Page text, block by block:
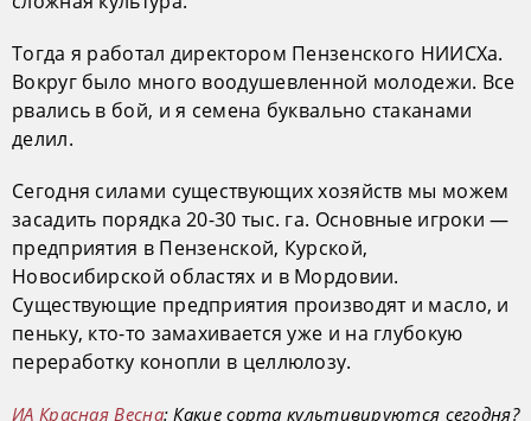
Тогда я работал директором Пензенского НИИСХа.
Вокруг было много воодушевленной молодежи. Все
рвались в бой, и я семена буквально стаканами
делил.
Сегодня силами существующих хозяйств мы можем
засадить порядка 20-30 тыс. га. Основные игроки —
предприятия в Пензенской, Курской,
Новосибирской областях и в Мордовии.
Существующие предприятия производят и масло, и
пеньку, кто-то замахивается уже и на глубокую
переработку конопли в целлюлозу.
ИА Красная Весна: Какие сорта культивируются сегодня?